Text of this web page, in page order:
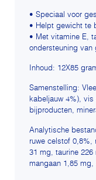
• Speciaal voor
• Helpt gewicht te
• Met vitamine E,
ondersteuning van
Inhoud: 12X85
Samenstelling:
kabeljauw 4%),
bijproducten,
Analytische
ruwe celstof 0,8%,
31 mg, taurine
mangaan 1,85 mg,